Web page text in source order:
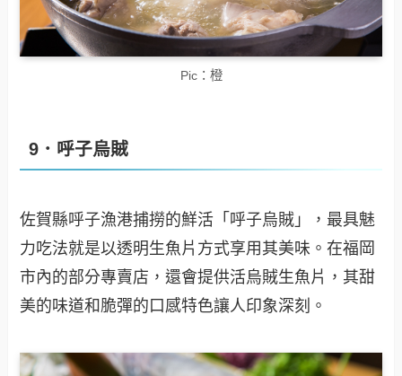
Pic：橙
9．呼子烏賊
佐賀縣呼子漁港捕撈的鮮活「呼子烏賊」，最具魅
力吃法就是以透明生魚片方式享用其美味。在福岡
市內的部分專賣店，還會提供活烏賊生魚片，其甜
美的味道和脆彈的口感特色讓人印象深刻。